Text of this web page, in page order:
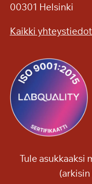
00301 Helsinki
Kaikki yhteystiedot
Tule asukkaaksi